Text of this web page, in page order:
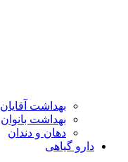
بهداشت آقایان
بهداشت بانوان
دهان و دندان
دارو گیاهی